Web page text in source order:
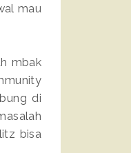
mau
mbak
di
bisa